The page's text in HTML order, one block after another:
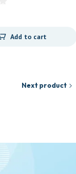
Add to cart
Next product